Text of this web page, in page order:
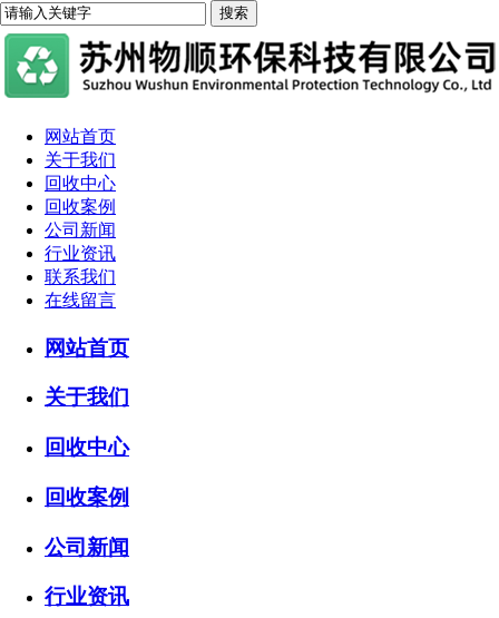
网站首页
关于我们
回收中心
回收案例
公司新闻
行业资讯
联系我们
在线留言
网站首页
关于我们
回收中心
回收案例
公司新闻
行业资讯